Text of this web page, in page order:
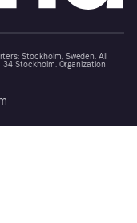
Stockholm, Sweden. All
34 Stockholm. Organization